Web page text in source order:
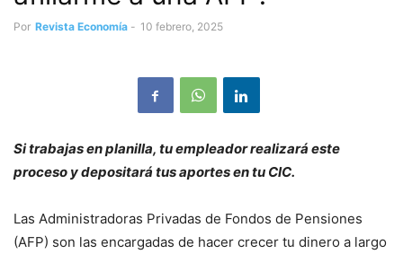
Por Revista Economía - 10 febrero, 2025
Si trabajas en planilla, tu empleador realizará este
proceso y depositará tus aportes en tu CIC.
Las Administradoras Privadas de Fondos de Pensiones
(AFP) son las encargadas de hacer crecer tu dinero a largo